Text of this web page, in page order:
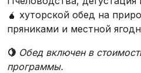
🧉 хуторской обед на
пряниками и местной
🍋 Обед включен в
программы.